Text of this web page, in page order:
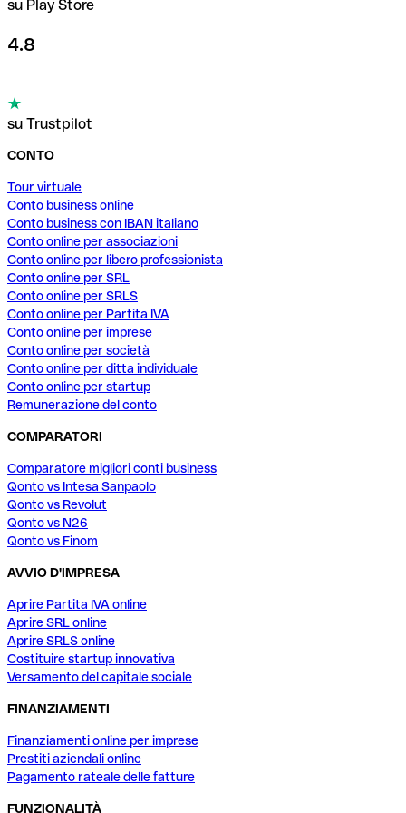
su Play Store
4.8
su Trustpilot
CONTO
Tour virtuale
Conto business online
Conto business con IBAN italiano
Conto online per associazioni
Conto online per libero professionista
Conto online per SRL
Conto online per SRLS
Conto online per Partita IVA
Conto online per imprese
Conto online per società
Conto online per ditta individuale
Conto online per startup
Remunerazione del conto
COMPARATORI
Comparatore migliori conti business
Qonto vs Intesa Sanpaolo
Qonto vs Revolut
Qonto vs N26
Qonto vs Finom
AVVIO D'IMPRESA
Aprire Partita IVA online
Aprire SRL online
Aprire SRLS online
Costituire startup innovativa
Versamento del capitale sociale
FINANZIAMENTI
Finanziamenti online per imprese
Prestiti aziendali online
Pagamento rateale delle fatture
FUNZIONALITÀ